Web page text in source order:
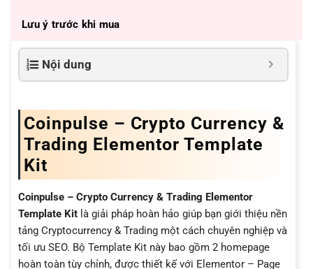
Lưu ý trước khi mua
Nội dung
Coinpulse – Crypto Currency &
Trading Elementor Template
Kit
Coinpulse – Crypto Currency & Trading Elementor
Template Kit là giải pháp hoàn hảo giúp bạn giới thiệu nền
tảng Cryptocurrency & Trading một cách chuyên nghiệp và
tối ưu SEO. Bộ Template Kit này bao gồm 2 homepage
hoàn toàn tùy chỉnh, được thiết kế với Elementor – Page